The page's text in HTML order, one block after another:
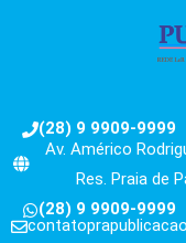
(28) 9 9909-9999
Av. Américo
Res. Praia de
(28) 9 9909-9999